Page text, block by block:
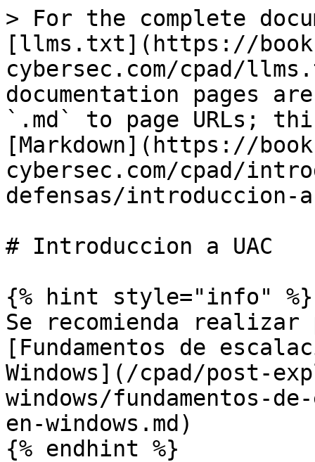
> For the complete
[llms.txt](https://
cybersec.com/cpad/
documentation pages
`.md` to page URLs;
[Markdown](https://
cybersec.com/cpad/
defensas/introduccion-
# Introduccion a UAC
{% hint style="info" %}
Se recomienda
[Fundamentos de
Windows](/cpad/post-
windows/fundamentos-
en-windows.md)
{% endhint %}